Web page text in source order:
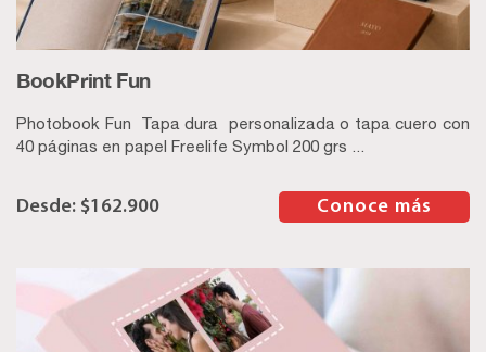
BookPrint Fun
Photobook Fun Tapa dura personalizada o tapa cuero con
40 páginas en papel Freelife Symbol 200 grs ...
$162.900 Conoce más